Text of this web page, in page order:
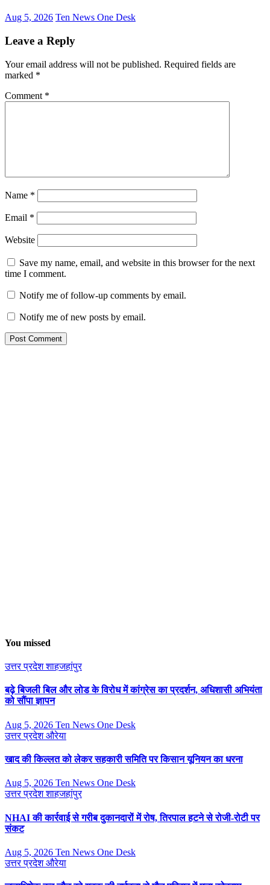
Aug 5, 2026 Ten News One Desk
Leave a Reply
Your email address will not be published. Required fields are
marked *
Comment *
Name *
Email *
Website
Save my name, email, and website in this browser for the next
time I comment.
Notify me of follow-up comments by email.
Notify me of new posts by email.
You missed
उत्तर प्रदेशशाहजहांपुर
बढ़े बिजली बिल और लोड के विरोध में कांग्रेस का प्रदर्शन, अधिशासी अभियंता
को सौंपा ज्ञापन
Aug 5, 2026 Ten News One Desk
उत्तर प्रदेशऔरेया
खाद की किल्लत को लेकर सहकारी समिति पर किसान यूनियन का धरना
Aug 5, 2026 Ten News One Desk
उत्तर प्रदेशशाहजहांपुर
NHAI की कार्रवाई से गरीब दुकानदारों में रोष, तिरपाल हटने से रोजी-रोटी पर
संकट
Aug 5, 2026 Ten News One Desk
उत्तर प्रदेशऔरेया